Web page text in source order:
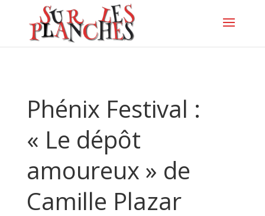
Phénix Festival :
« Le dépôt
amoureux » de
Camille Plazar